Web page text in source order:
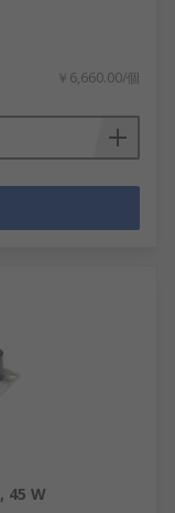
￥6,660.00/個
45 W